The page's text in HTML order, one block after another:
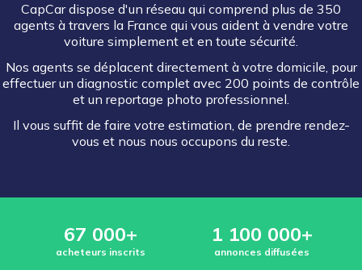
CapCar dispose d'un réseau qui comprend plus de 350
agents à travers la France qui vous aident à vendre votre
voiture simplement et en toute sécurité.
Nos agents se déplacent directement à votre domicile, pour
effectuer un diagnostic complet avec 200 points de contrôle
et un reportage photo professionnel.
Il vous suffit de faire votre estimation, de prendre rendez-
vous et nous nous occupons du reste.
67 000+
acheteurs inscrits
1 100 000+
annonces diffusées